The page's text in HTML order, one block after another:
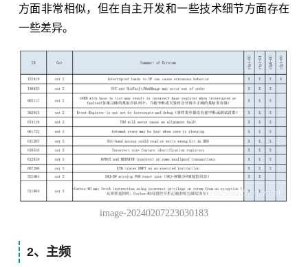
方面非常相似，但在自主开发和一些技术细节方面存在
一些差异。
image-20240207223030183
2、主频